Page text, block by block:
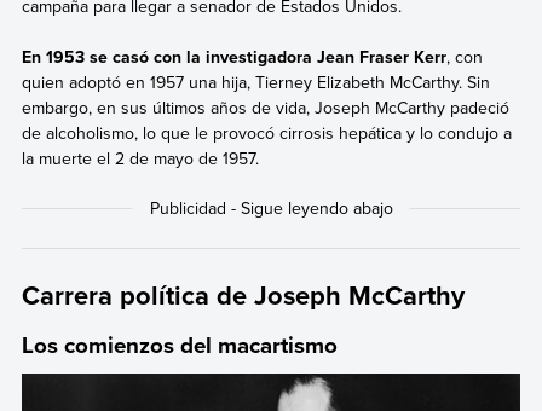
campaña para llegar a senador de Estados Unidos.
En 1953 se casó con la investigadora Jean Fraser Kerr, con
quien adoptó en 1957 una hija, Tierney Elizabeth McCarthy. Sin
embargo, en sus últimos años de vida, Joseph McCarthy padeció
de alcoholismo, lo que le provocó cirrosis hepática y lo condujo a
la muerte el 2 de mayo de 1957.
Carrera política de Joseph McCarthy
Los comienzos del macartismo